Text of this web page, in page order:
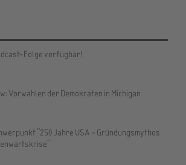
Folge verfügbar!
Vorwahlen der Demokraten in Michigan
"250 Jahre USA – Gründungsmythos